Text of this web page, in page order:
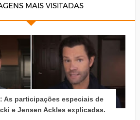
MAIS VISITADAS
As participações especiais de
e Jensen Ackles explicadas.